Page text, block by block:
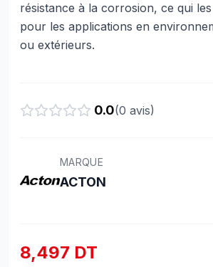
résistance à la corrosion, ce qui
pour les applications en
ou extérieurs.
0.0(0 avis)
MARQUE
ACTON
8,497 DT